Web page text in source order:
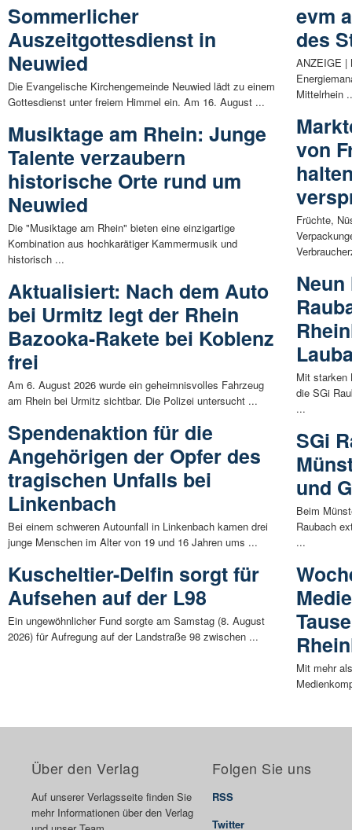
Sommerlicher
Auszeitgottesdienst in
Neuwied
Die Evangelische Kirchengemeinde Neuwied lädt zu einem
Gottesdienst unter freiem Himmel ein. Am 16. August ...
Musiktage am Rhein: Junge
Talente verzaubern
historische Orte rund um
Neuwied
Die "Musiktage am Rhein" bieten eine einzigartige
Kombination aus hochkarätiger Kammermusik und
historisch ...
Aktualisiert: Nach dem Auto
bei Urmitz legt der Rhein
Bazooka-Rakete bei Koblenz
frei
Am 6. August 2026 wurde ein geheimnisvolles Fahrzeug
am Rhein bei Urmitz sichtbar. Die Polizei untersucht ...
Spendenaktion für die
Angehörigen der Opfer des
tragischen Unfalls bei
Linkenbach
Bei einem schweren Autounfall in Linkenbach kamen drei
junge Menschen im Alter von 19 und 16 Jahren ums ...
Kuscheltier-Delfin sorgt für
Aufsehen auf der L98
Ein ungewöhnlicher Fund sorgte am Samstag (8. August
2026) für Aufregung auf der Landstraße 98 zwischen ...
evm
des
ANZEIGE |
Mittelrhein
von
Früchte,
Mit starken
die SGi
...
SGi
und
Beim
Raubach
...
Mit mehr
Über den Verlag
Auf unserer Verlagsseite finden Sie
mehr Informationen über den Verlag
Folgen Sie uns
RSS
Twitter